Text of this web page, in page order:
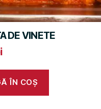
DE VINETE
ÎN COȘ